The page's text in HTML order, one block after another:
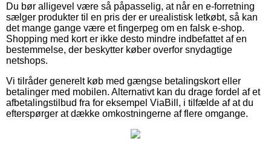
Du bør alligevel være så påpasselig, at når en e-forretning
sælger produkter til en pris der er urealistisk letkøbt, så kan
det mange gange være et fingerpeg om en falsk e-shop.
Shopping med kort er ikke desto mindre indbefattet af en
bestemmelse, der beskytter køber overfor snydagtige
netshops.
Vi tilråder generelt køb med gængse betalingskort eller
betalinger med mobilen. Alternativt kan du drage fordel af et
afbetalingstilbud fra for eksempel ViaBill, i tilfælde af at du
efterspørger at dække omkostningerne af flere omgange.